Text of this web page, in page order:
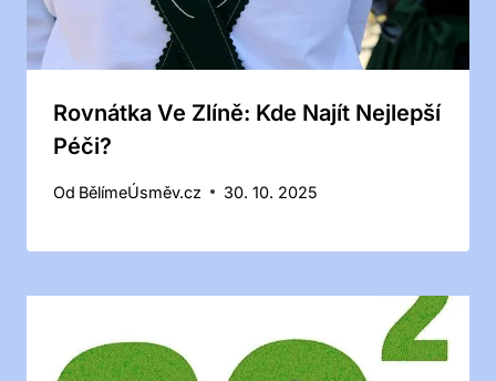
Rovnátka Ve Zlíně: Kde Najít Nejlepší
Péči?
Od BělímeÚsměv.cz 30. 10. 2025